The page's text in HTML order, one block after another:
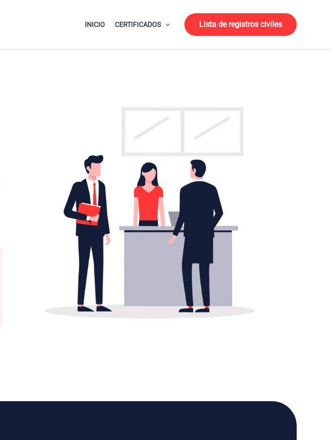
INICIO CERTIFICADOS Lista de registros civiles